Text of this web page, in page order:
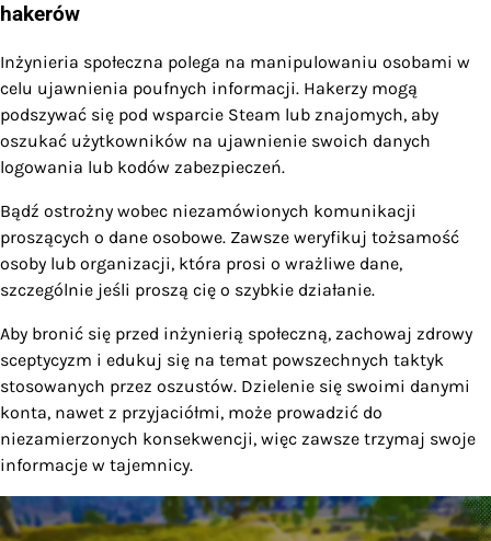
hakerów
Inżynieria społeczna polega na manipulowaniu osobami w
celu ujawnienia poufnych informacji. Hakerzy mogą
podszywać się pod wsparcie Steam lub znajomych, aby
oszukać użytkowników na ujawnienie swoich danych
logowania lub kodów zabezpieczeń.
Bądź ostrożny wobec niezamówionych komunikacji
proszących o dane osobowe. Zawsze weryfikuj tożsamość
osoby lub organizacji, która prosi o wrażliwe dane,
szczególnie jeśli proszą cię o szybkie działanie.
Aby bronić się przed inżynierią społeczną, zachowaj zdrowy
sceptycyzm i edukuj się na temat powszechnych taktyk
stosowanych przez oszustów. Dzielenie się swoimi danymi
konta, nawet z przyjaciółmi, może prowadzić do
niezamierzonych konsekwencji, więc zawsze trzymaj swoje
informacje w tajemnicy.